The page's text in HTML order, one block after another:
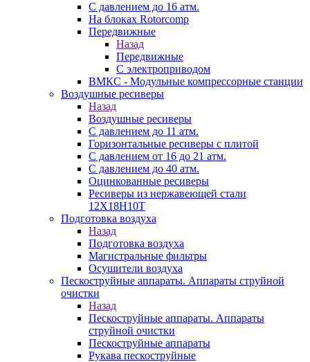
С давлением до 16 атм.
На блоках Rotorcomp
Передвижные
Назад
Передвижные
С электроприводом
ВМКС - Модульные компрессорные станции
Воздушные ресиверы
Назад
Воздушные ресиверы
С давлением до 11 атм.
Горизонтальные ресиверы с плитой
С давлением от 16 до 21 атм.
С давлением до 40 атм.
Оцинкованные ресиверы
Ресиверы из нержавеющей стали
12Х18Н10Т
Подготовка воздуха
Назад
Подготовка воздуха
Магистральные фильтры
Осушители воздуха
Пескоструйные аппараты. Аппараты струйной
очистки
Назад
Пескоструйные аппараты. Аппараты
струйной очистки
Пескоструйные аппараты
Рукава пескоструйные